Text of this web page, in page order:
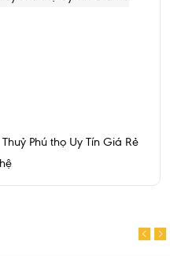
Phú thọ Uy Tín Giá Rẻ